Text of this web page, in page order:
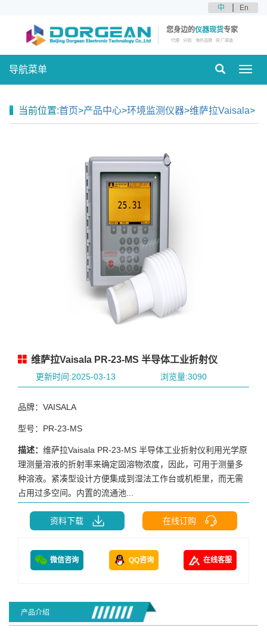
中 En
您身边的仪器现货专家
代理 分销 海外品牌 原厂原装
导航菜单
当前位置:首页>产品中心>环境监测仪器>维萨拉Vaisala>
维萨拉Vaisala PR-23-MS 半导体工业折射仪
更新时间:2025-03-13 浏览量:3090
品牌：VAISALA
型号：PR-23-MS
描述： 维萨拉Vaisala PR-23-MS 半导体工业折射仪利用光学原
理测量溶液的折射率来确定固溶物浓度，因此，可用于测量多
种溶液。紧凑型设计方便集成到湿法工作台或机柜里，而无需
占用过多空间。内置的流通池...
资料下载 在线订购
微信咨询 QQ咨询 在线客服
产品介绍